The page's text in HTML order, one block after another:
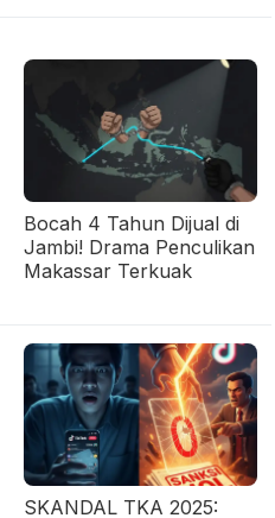
Bocah 4 Tahun Dijual di
Jambi! Drama Penculikan
Makassar Terkuak
SKANDAL TKA 2025: